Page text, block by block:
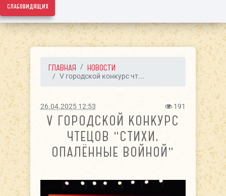
слабовидящих
ГЛАВНАЯ НОВОСТИ
V городской конкурс чт...
26.04.2025 12:53 191
V ГОРОДСКОЙ КОНКУРС
ЧТЕЦОВ "СТИХИ,
ОПАЛЁННЫЕ ВОЙНОЙ"